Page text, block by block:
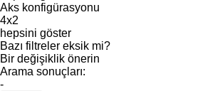
Aks konfigürasyonu
4x2
hepsini göster
Bazı filtreler eksik mi?
Bir değişiklik önerin
Arama sonuçları:
-